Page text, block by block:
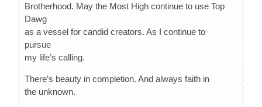
Brotherhood. May the Most High continue to use Top
Dawg
as a vessel for candid creators. As I continue to
pursue
my life’s calling.
There’s beauty in completion. And always faith in
the unknown.